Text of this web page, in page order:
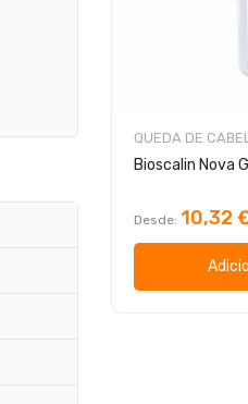
QUEDA DE
Desde 10,32